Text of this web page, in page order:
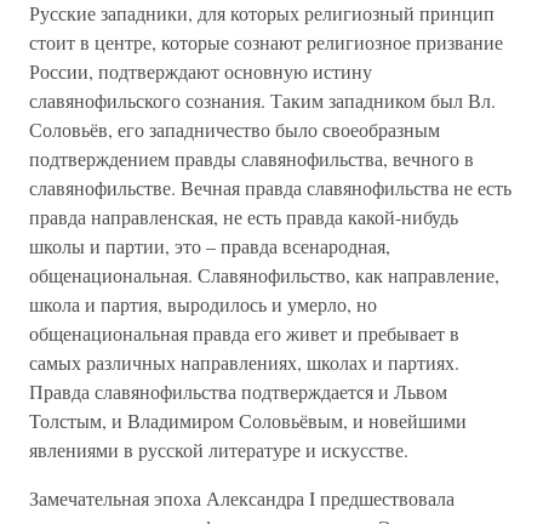
Русские западники, для которых религиозный принцип
стоит в центре, которые сознают религиозное призвание
России, подтверждают основную истину
славянофильского сознания. Таким западником был Вл.
Соловьёв, его западничество было своеобразным
подтверждением правды славянофильства, вечного в
славянофильстве. Вечная правда славянофильства не есть
правда направленская, не есть правда какой-нибудь
школы и партии, это – правда всенародная,
общенациональная. Славянофильство, как направление,
школа и партия, выродилось и умерло, но
общенациональная правда его живет и пребывает в
самых различных направлениях, школах и партиях.
Правда славянофильства подтверждается и Львом
Толстым, и Владимиром Соловьёвым, и новейшими
явлениями в русской литературе и искусстве.
Замечательная эпоха Александра I предшествовала